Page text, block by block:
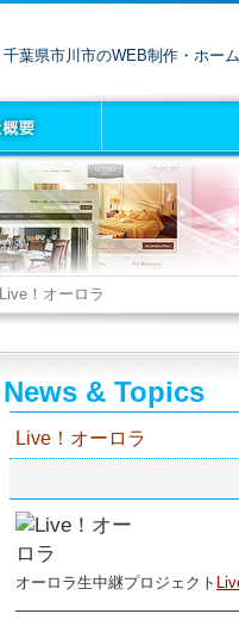
千葉県市川市のWEB制作・ホー
Live！オーロラ
News & Topics
Live！オーロラ
オーロラ生中継プロジェクト